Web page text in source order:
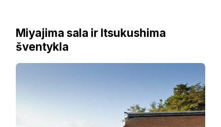
Miyajima sala ir Itsukushima
šventykla